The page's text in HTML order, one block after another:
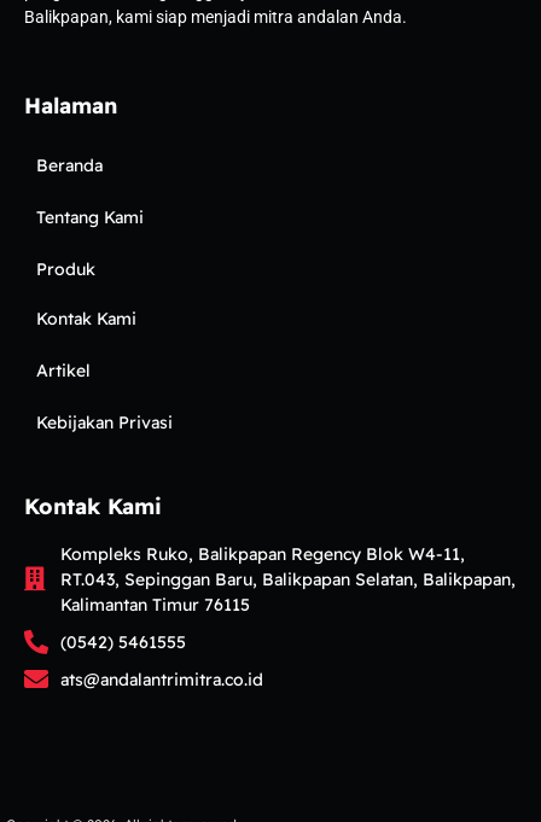
Balikpapan, kami siap menjadi mitra andalan Anda.
Halaman
Beranda
Tentang Kami
Produk
Kontak Kami
Artikel
Kebijakan Privasi
Kontak Kami
Kompleks Ruko, Balikpapan Regency Blok W4-11,
RT.043, Sepinggan Baru, Balikpapan Selatan, Balikpapan,
Kalimantan Timur 76115
(0542) 5461555
ats@andalantrimitra.co.id